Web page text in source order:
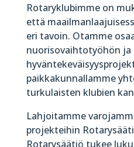
Rotaryklubimme on
että
eri tavoin. Otamme
nuorisovaihtotyöhön ja
paikkakunnallamme
turkulaisten klubien
Lahjoitamme
projekteihin
Rotarysäätiö tukee